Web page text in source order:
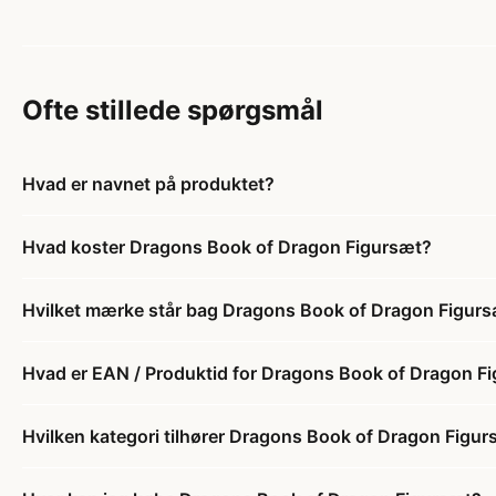
Ofte stillede spørgsmål
Hvad er navnet på produktet?
Hvad koster Dragons Book of Dragon Figursæt?
Hvilket mærke står bag Dragons Book of Dragon
Hvad er EAN / Produktid for Dragons Book of Dragon
Hvilken kategori tilhører Dragons Book of Dragon